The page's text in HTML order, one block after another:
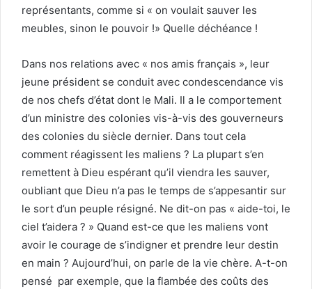
représentants, comme si « on voulait sauver les
meubles, sinon le pouvoir !» Quelle déchéance !
Dans nos relations avec « nos amis français », leur
jeune président se conduit avec condescendance vis
de nos chefs d’état dont le Mali. Il a le comportement
d’un ministre des colonies vis-à-vis des gouverneurs
des colonies du siècle dernier. Dans tout cela
comment réagissent les maliens ? La plupart s’en
remettent à Dieu espérant qu’il viendra les sauver,
oubliant que Dieu n’a pas le temps de s’appesantir sur
le sort d’un peuple résigné. Ne dit-on pas « aide-toi, le
ciel t’aidera ? » Quand est-ce que les maliens vont
avoir le courage de s’indigner et prendre leur destin
en main ? Aujourd’hui, on parle de la vie chère. A-t-on
pensé par exemple, que la flambée des coûts des